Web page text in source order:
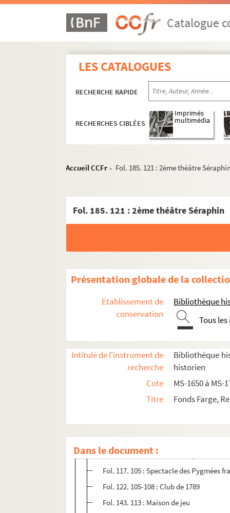
Catalogue
LES CATALOGUES
RECHERCHE RAPIDE
RECHERCHES CIBLÉES
Imprimés
multimédia
Accueil CCFr > Fol. 185. 121 : 2ème théâtre
Fol. 185. 121 : 2ème théâtre Séraphin
Présentation globale de la
Etablissement de
conservation
Bibliothèque
Tous
Intitulé de l'instrument de
recherche
Bibliothèque
historien
Cote
MS-1650 à MS-
Titre
Fonds Farge,
Dans le document :
8-MS-1650. Le Palais Royal, tome 1
8-MS-1651. Le Palais Royal, tome 2
Fol. 1. 86-88
Fol. 5. 89-92 : Café du Caveau, puis de
Fol. 52. 96-98 : Restaurant Huré, puis
Fol. 68. 99-102 : Café mécanique, puis
Fol. 108. 101 : Les Petits Comédiens
Fol. 111. 105 : Grand Dunkerque
Fol. 117. 105 : Spectacle des Pygmées
Fol. 122. 105-108 : Club de 1789
Fol. 143. 113 : Maison de jeu